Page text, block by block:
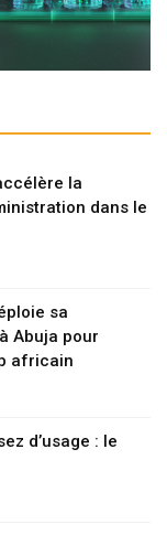
la
dans le
sa
Abuja pour
africain
d’usage : le